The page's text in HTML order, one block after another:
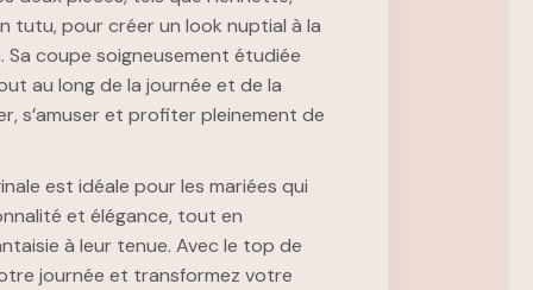
tutu, pour créer un look nuptial à la
coupe soigneusement étudiée
au long de la journée et de la
s’amuser et profiter pleinement de
est idéale pour les mariées qui
et élégance, tout en
à leur tenue. Avec le top de
journée et transformez votre